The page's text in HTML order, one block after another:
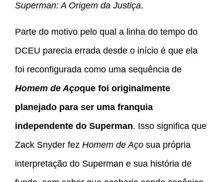
Superman: A Origem da Justiça.
Parte do motivo pelo qual a linha do tempo do
DCEU parecia errada desde o início é que ela
foi reconfigurada como uma sequência de
Homem de Açoque foi originalmente
planejado para ser uma franquia
independente do Superman. Isso significa que
Zack Snyder fez Homem de Aço sua própria
interpretação do Superman e sua história de